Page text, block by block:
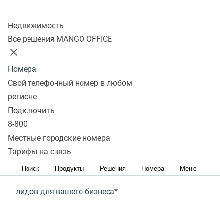
Недвижимость
Все решения MANGO OFFICE
Номера
Свой телефонный номер в любом
регионе
Подключить
8-800
Местные городские номера
Тарифы на связь
Поиск Продукты Решения Номера Меню
Попробуйте прямо сейчас и
оцените качество связи и
сервисов
+15%
конверсии в продажу*
+ 30%
лидов для вашего бизнеса*